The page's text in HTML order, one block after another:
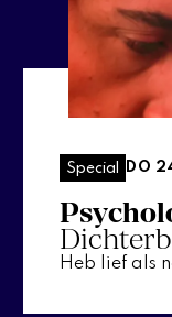
Special DO
Heb lief als